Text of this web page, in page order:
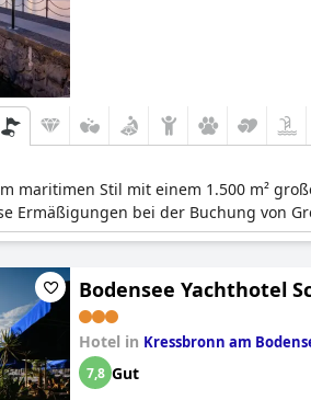
maritimen Stil mit einem 1.500 m²
Ermäßigungen bei der Buchung von
Bodensee Yachthotel
Hotel in Kressbronn am
7,8 Gut